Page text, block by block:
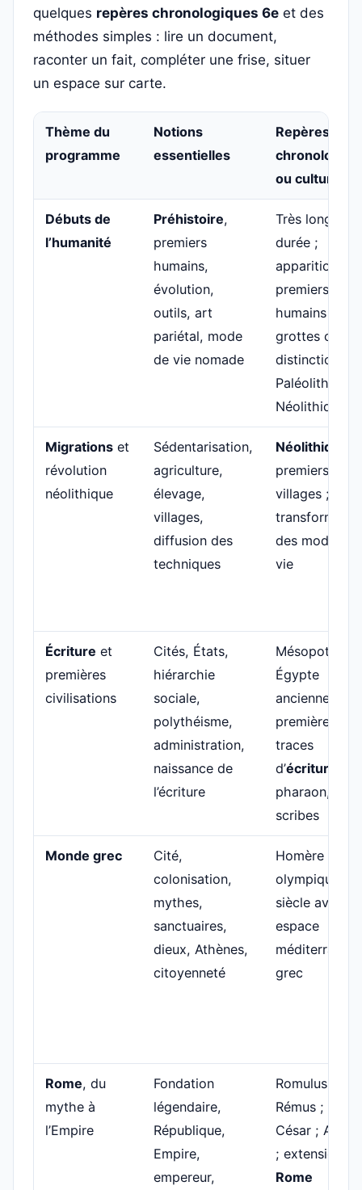
quelques repères chronologiques 6e et des
méthodes simples : lire un document,
raconter un fait, compléter une frise, situer
un espace sur carte.
Thème du
programme
Notions
essentielles
Repères
ou culturels
Débuts de
l’humanité
Préhistoire,
premiers
humains,
évolution,
outils, art
pariétal, mode
de vie nomade
Très longue
durée ;
apparition
premiers
humains ;
grottes
distinction
Paléolithique
Néolithique
Migrations et
révolution
néolithique
Sédentarisation,
agriculture,
élevage,
villages,
diffusion des
techniques
Néolithique
premiers
villages ;
des modes de
vie
Écriture et
premières
civilisations
Cités, États,
hiérarchie
sociale,
polythéisme,
administration,
naissance de
l’écriture
Mésopotamie,
Égypte
ancienne ;
premières
traces
d’écriture
pharaon,
scribes
Monde grec
Cité,
colonisation,
mythes,
sanctuaires,
dieux, Athènes,
citoyenneté
Homère ;
olympiques ;
siècle av. J.-
espace
grec
Rome, du
mythe à
l’Empire
Fondation
légendaire,
République,
Empire,
empereur,
Romulus et
Rémus ; Jules
César ;
; extension de
Rome